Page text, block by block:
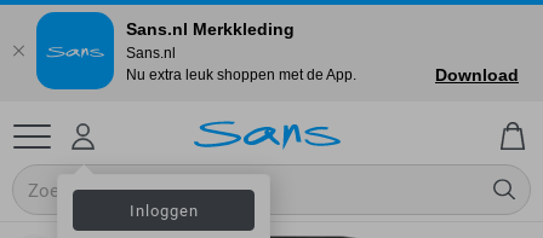
Inloggen
Sans.nl Merkkleding
Sans.nl
Nu extra leuk shoppen met de App.
Download